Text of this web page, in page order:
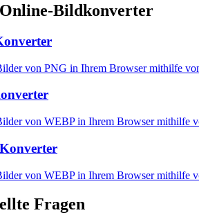
Bildkonverter
von PNG in Ihrem Browser mithilfe
von WEBP in Ihrem Browser mithilfe
von WEBP in Ihrem Browser mithilfe
Fragen